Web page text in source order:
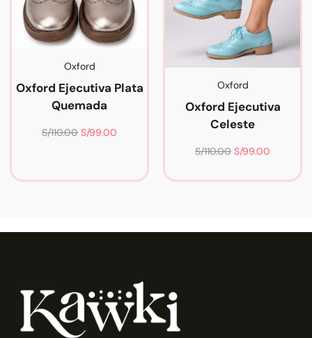
Oxford
Oxford Ejecutiva Plata
Quemada
S/110.00 S/99.00
Oxford
Oxford Ejecutiva
Celeste
S/110.00 S/99.00